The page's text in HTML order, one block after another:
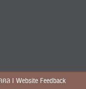
ล I Website Feedback